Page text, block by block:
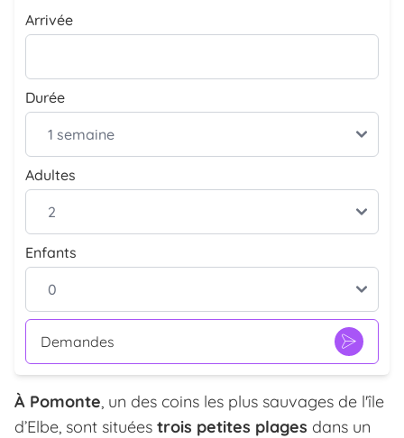
À Pomonte, un des coins les plus sauvages de l'île
d’Elbe, sont situées trois petites plages dans un
Arrivée
Durée
Adultes
Enfants
Demandes